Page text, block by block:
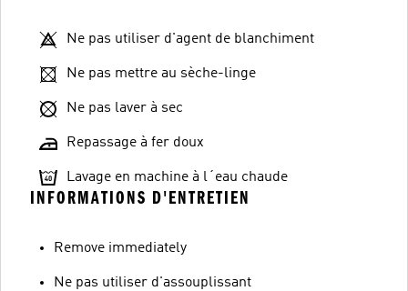
Ne pas utiliser d'agent de blanchiment
Ne pas mettre au sèche-linge
Ne pas laver à sec
Repassage à fer doux
Lavage en machine à l´eau chaude
INFORMATIONS D'ENTRETIEN
Remove immediately
Ne pas utiliser d'assouplissant